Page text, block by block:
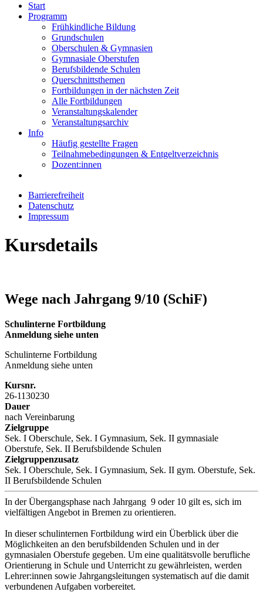
Start
Programm
Frühkindliche Bildung
Grundschulen
Oberschulen & Gymnasien
Gymnasiale Oberstufen
Berufsbildende Schulen
Querschnittsthemen
Fortbildungen in der nächsten Zeit
Alle Fortbildungen
Veranstaltungskalender
Veranstaltungsarchiv
Info
Häufig gestellte Fragen
Teilnahmebedingungen & Entgeltverzeichnis
Dozent:innen
Barrierefreiheit
Datenschutz
Impressum
Kursdetails
Wege nach Jahrgang 9/10 (SchiF)
Schulinterne Fortbildung
Anmeldung siehe unten
Schulinterne Fortbildung
Anmeldung siehe unten
Kursnr.
26-1130230
Dauer
nach Vereinbarung
Zielgruppe
Sek. I Oberschule, Sek. I Gymnasium, Sek. II gymnasiale
Oberstufe, Sek. II Berufsbildende Schulen
Zielgruppenzusatz
Sek. I Oberschule, Sek. I Gymnasium, Sek. II gym. Oberstufe, Sek.
II Berufsbildende Schulen
In der Übergangsphase nach Jahrgang 9 oder 10 gilt es, sich im
vielfältigen Angebot in Bremen zu orientieren.
In dieser schulinternen Fortbildung wird ein Überblick über die
Möglichkeiten an den berufsbildenden Schulen und in der
gymnasialen Oberstufe gegeben. Um eine qualitätsvolle berufliche
Orientierung in Schule und Unterricht zu gewährleisten, werden
Lehrer:innen sowie Jahrgangsleitungen systematisch auf die damit
verbundenen Aufgaben vorbereitet.